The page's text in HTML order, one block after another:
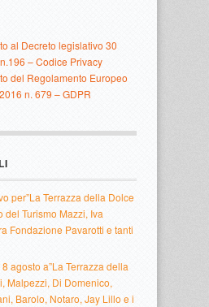
al Decreto legislativo 30
– Codice Privacy
del Regolamento Europeo
n. 679 – GDPR
per”La Terrazza della Dolce
del Turismo Mazzi, Iva
Fondazione Pavarotti e tanti
agosto a”La Terrazza della
Malpezzi, Di Domenico,
Barolo, Notaro, Jay Lillo e i